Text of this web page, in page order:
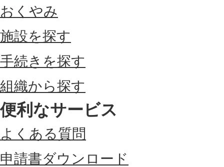
おくやみ
施設を探す
手続きを探す
組織から探す
便利なサービス
よくある質問
申請書ダウンロード